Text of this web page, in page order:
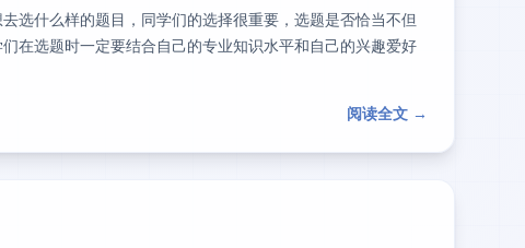
选什么样的题目，同学们的选择很重要，选题是否恰当不但
在选题时一定要结合自己的专业知识水平和自己的兴趣爱好
阅读全文 →